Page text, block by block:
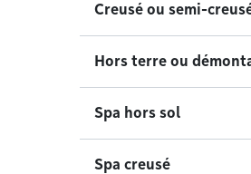
Creusé ou semi-
Hors terre ou
Spa hors sol
Spa creusé